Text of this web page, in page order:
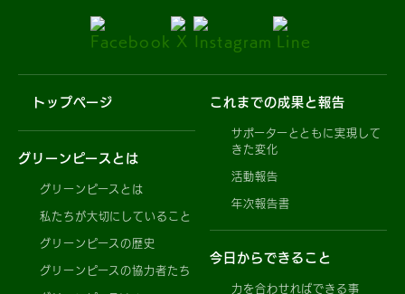
トップページ
グリーンピースとは
グリーンピースとは
私たちが大切にしていること
グリーンピースの歴史
グリーンピースの協力者たち
これまでの成果と報告
サポーターとともに実現して
きた変化
活動報告
年次報告書
今日からできること
力を合わせればできる事